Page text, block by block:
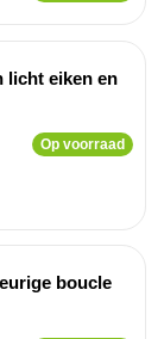
licht eiken en
Op voorraad
boucle